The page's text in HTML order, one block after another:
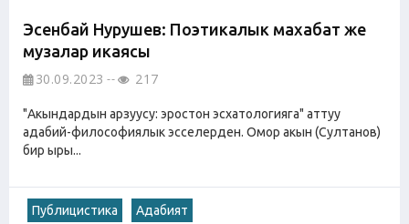
Эсенбай Нурушев: Поэтикалык махабат же
музалар икаясы
30.09.2023 217
"Акындардын арзуусу: эростон эсхатологияга" аттуу
адабий-философиялык эсселерден. Омор акын (Султанов)
бир ыры...
Публицистика Адабият